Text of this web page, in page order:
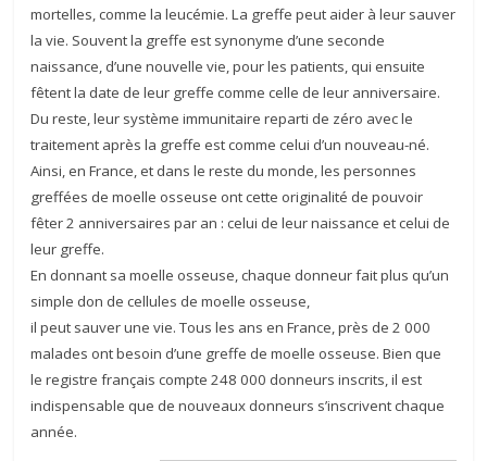
mortelles, comme la leucémie. La greffe peut aider à leur sauver
la vie. Souvent la greffe est synonyme d’une seconde
naissance, d’une nouvelle vie, pour les patients, qui ensuite
fêtent la date de leur greffe comme celle de leur anniversaire.
Du reste, leur système immunitaire reparti de zéro avec le
traitement après la greffe est comme celui d’un nouveau-né.
Ainsi, en France, et dans le reste du monde, les personnes
greffées de moelle osseuse ont cette originalité de pouvoir
fêter 2 anniversaires par an : celui de leur naissance et celui de
leur greffe.
En donnant sa moelle osseuse, chaque donneur fait plus qu’un
simple don de cellules de moelle osseuse,
il peut sauver une vie. Tous les ans en France, près de 2 000
malades ont besoin d’une greffe de moelle osseuse. Bien que
le registre français compte 248 000 donneurs inscrits, il est
indispensable que de nouveaux donneurs s’inscrivent chaque
année.